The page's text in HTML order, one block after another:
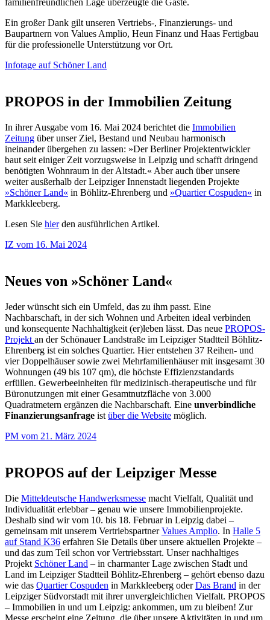
familienfreundlichen Lage überzeugte die Gäste.
Ein großer Dank gilt unseren Vertriebs-, Finanzierungs- und
Baupartnern von Values Amplio, Heun Finanz und Haas Fertigbau
für die professionelle Unterstützung vor Ort.
Infotage auf Schöner Land
PROPOS in der Immobilien Zeitung
In ihrer Ausgabe vom 16. Mai 2024 berichtet die Immobilien
Zeitung über unser Ziel, Bestand und Neubau harmonisch
ineinander übergehen zu lassen: »Der Berliner Projektentwickler
baut seit einiger Zeit vorzugsweise in Leipzig und schafft dringend
benötigten Wohnraum in der Altstadt.« Aber auch über unsere
weiter ausßerhalb der Leipziger Innenstadt liegenden Projekte
»Schöner Land« in Böhlitz-Ehrenberg und »Quartier Cospuden« in
Markkleeberg.
Lesen Sie hierden ausführlichen Artikel.
IZ vom 16. Mai 2024
Neues von »Schöner Land«
Jeder wünscht sich ein Umfeld, das zu ihm passt. Eine
Nachbarschaft, in der sich Wohnen und Arbeiten ideal verbinden
und konsequente Nachhaltigkeit (er)leben lässt. Das neue PROPOS-
Projekt an der Schönauer Landstraße im Leipziger Stadtteil Böhlitz-
Ehrenberg ist ein solches Quartier. Hier entstehen 37 Reihen- und
vier Doppelhäuser sowie zwei Mehrfamilienhäuser mit insgesamt 30
Wohnungen (49 bis 107 qm), die höchste Effizienzstandards
erfüllen. Gewerbeeinheiten für medizinisch-therapeutische und für
Büronutzungen mit einer Gesamtnutzfläche von 3.000
Quadratmetern ergänzen die Nachbarschaft. Eine unverbindliche
Finanzierungsanfrage ist über die Website möglich.
PM vom 21. März 2024
PROPOS auf der Leipziger Messe
Die Mitteldeutsche Handwerksmesse macht Vielfalt, Qualität und
Individualität erlebbar – genau wie unsere Immobilienprojekte.
Deshalb sind wir vom 10. bis 18. Februar in Leipzig dabei –
gemeinsam mit unserem VertriebspartnerValues Amplio. In Halle 5
auf Stand K36 erfahren Sie Details über unsere aktuellen Projekte –
und das zum Teil schon vor Vertriebsstart. Unser nachhaltiges
Projekt Schöner Land – in charmanter Lage zwischen Stadt und
Land im Leipziger Stadtteil Böhlitz-Ehrenberg – gehört ebenso dazu
wie das Quartier Cospuden in Markkleeberg oderDas Brand in der
Leipziger Südvorstadt mit ihrer unvergleichlichen Vielfalt. PROPOS
– Immobilien in und um Leipzig: ankommen, um zu bleiben! Zur
Messe erscheint eine Zeitung, die über unsere Aktivitäten in und um